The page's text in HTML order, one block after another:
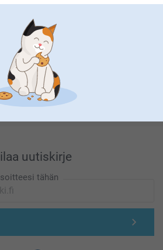
sinun vuoksesi
uutiskirje
tähän